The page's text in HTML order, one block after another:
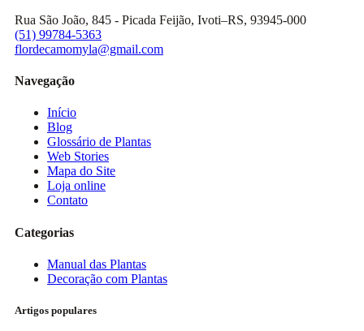
Rua São João, 845 - Picada Feijão, Ivoti–RS, 93945-000
(51) 99784-5363
flordecamomyla@gmail.com
Navegação
Início
Blog
Glossário de Plantas
Web Stories
Mapa do Site
Loja online
Contato
Categorias
Manual das Plantas
Decoração com Plantas
Artigos populares